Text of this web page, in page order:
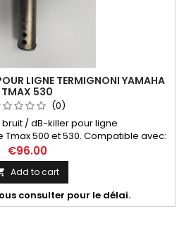
LIGNE TERMIGNONI YAMAHA
TMAX 530
(0)
/ dB-killer pour ligne
500 et 530. Compatible avec:
Yamaha Tmax 500 (01-03) et
Termignoni homologuée Yamaha
Y099080CV, Y099080CVB.
€96.00
Add to cart
consulter pour le délai.